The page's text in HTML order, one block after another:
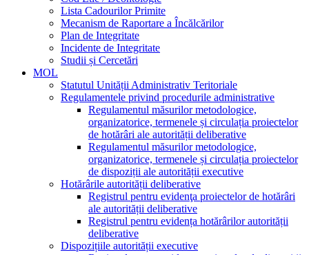
Lista Cadourilor Primite
Mecanism de Raportare a Încălcărilor
Plan de Integritate
Incidente de Integritate
Studii și Cercetări
MOL
Statutul Unității Administrativ Teritoriale
Regulamentele privind procedurile administrative
Regulamentul măsurilor metodologice,
organizatorice, termenele și circulația proiectelor
de hotărâri ale autorității deliberative
Regulamentul măsurilor metodologice,
organizatorice, termenele și circulația proiectelor
de dispoziții ale autorității executive
Hotărârile autorității deliberative
Registrul pentru evidenţa proiectelor de hotărâri
ale autorității deliberative
Registrul pentru evidența hotărârilor autorității
deliberative
Dispozițiile autorității executive